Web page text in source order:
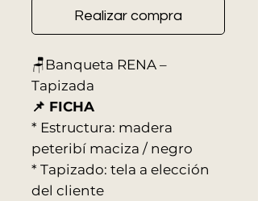
Realizar compra
🪑Banqueta RENA –
Tapizada
📌 FICHA
* Estructura: madera
peteribí maciza / negro
* Tapizado: tela a elección
del cliente